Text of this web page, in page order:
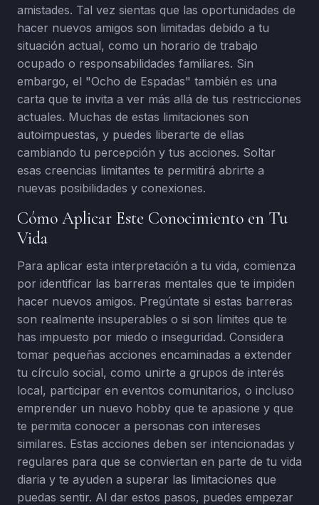
amistades. Tal vez sientas que las oportunidades de
hacer nuevos amigos son limitadas debido a tu
situación actual, como un horario de trabajo
ocupado o responsabilidades familiares. Sin
embargo, el "Ocho de Espadas" también es una
carta que te invita a ver más allá de tus restricciones
actuales. Muchas de estas limitaciones son
autoimpuestas, y puedes liberarte de ellas
cambiando tu percepción y tus acciones. Soltar
esas creencias limitantes te permitirá abrirte a
nuevas posibilidades y conexiones.
Cómo Aplicar Este Conocimiento en Tu
Vida
Para aplicar esta interpretación a tu vida, comienza
por identificar las barreras mentales que te impiden
hacer nuevos amigos. Pregúntate si estas barreras
son realmente insuperables o si son límites que te
has impuesto por miedo o inseguridad. Considera
tomar pequeñas acciones encaminadas a extender
tu círculo social, como unirte a grupos de interés
local, participar en eventos comunitarios, o incluso
emprender un nuevo hobby que te apasione y que
te permita conocer a personas con intereses
similares. Estas acciones deben ser intencionadas y
regulares para que se conviertan en parte de tu vida
diaria y te ayuden a superar las limitaciones que
puedas sentir. Al dar estos pasos, puedes empezar